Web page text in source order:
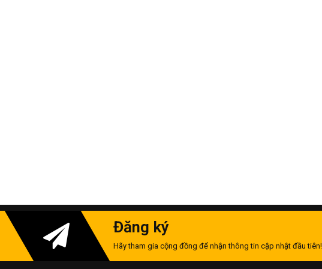
Đăng ký
Hãy tham gia cộng đồng để nhận thông tin cập nhật đầu tiên!